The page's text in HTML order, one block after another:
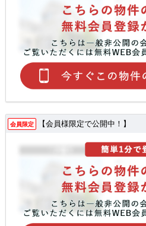
会員限定 【会員様限定で公開中！】